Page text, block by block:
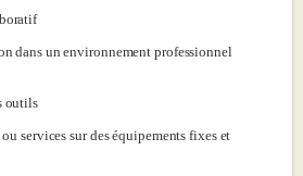
dans un environnement professionnel
outils
services sur des équipements fixes et